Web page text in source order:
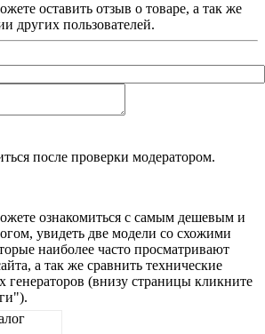
оставить отзыв о товаре, а так же
других пользователей.
после проверки модератором.
ознакомиться с самым дешевым и
увидеть две модели со схожими
наиболее часто просматривают
а так же сравнить технические
генераторов (внизу страницы кликните